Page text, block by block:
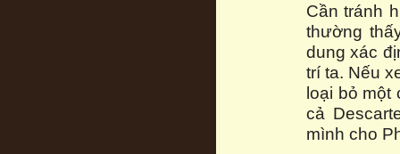
Cần tránh
thường
dung xác
trí ta. Nếu
loại bỏ một
cả
mình cho